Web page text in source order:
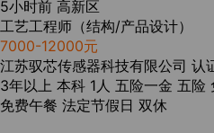
5小时前 高新区
工艺工程师（结构/产品设计）
7000-12000元
江苏驭芯传感器科技有限公司 认
3年以上 本科 1人 五险一金 五险
免费午餐 法定节假日 双休